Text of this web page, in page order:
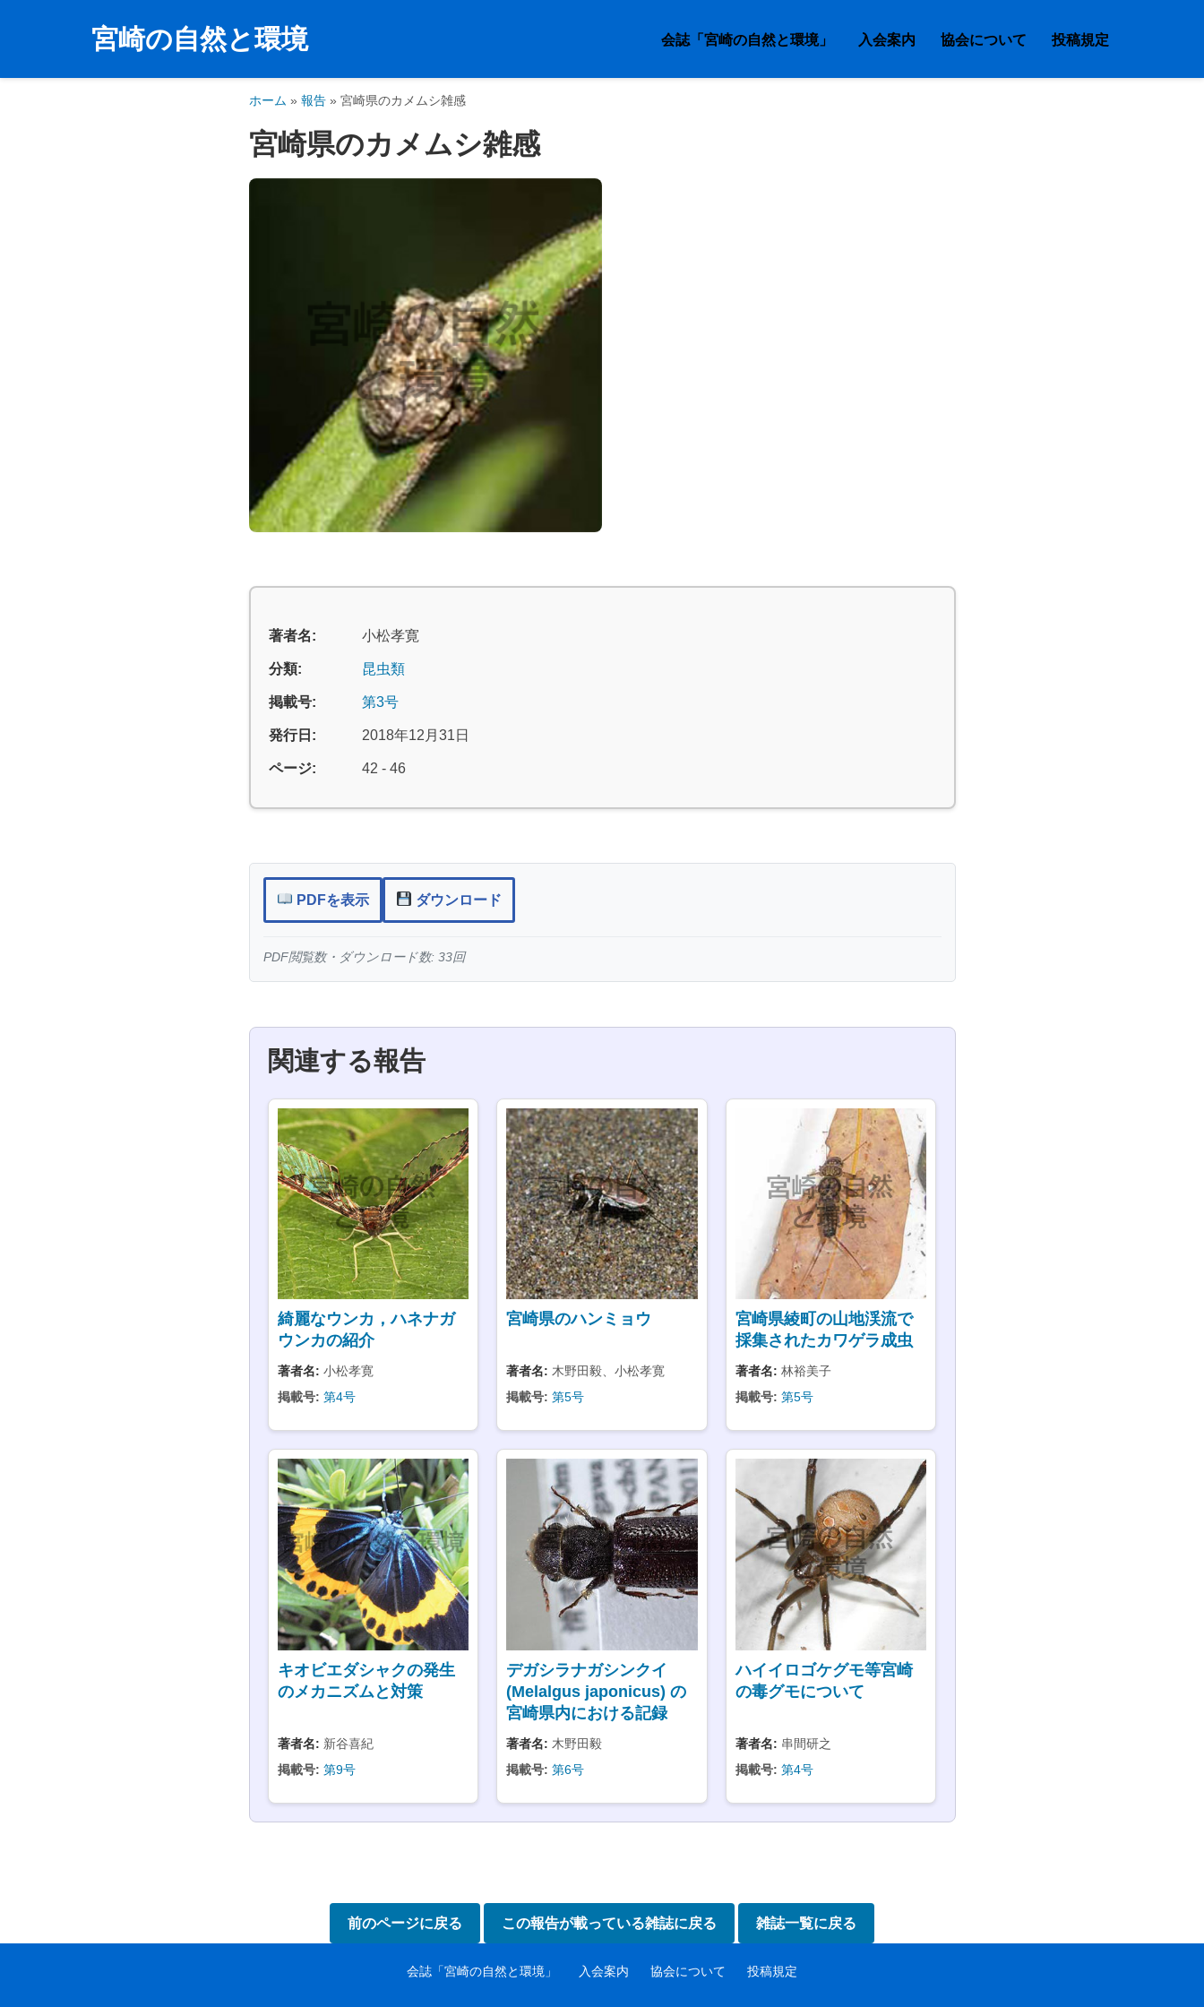
宮崎の自然と環境 会誌「宮崎の自然と環境」 入会案内 協会について 投稿規定
ホーム » 報告» 宮崎県のカメムシ雑感
宮崎県のカメムシ雑感
著者名: 小松孝寛
分類: 昆虫類
掲載号: 第3号
発行日: 2018年12月31日
ページ: 42 - 46
PDFを表示 ダウンロード
PDF閲覧数・ダウンロード数: 33回
関連する報告
綺麗なウンカ，ハネナガ
ウンカの紹介
著者名: 小松孝寛
掲載号: 第4号
宮崎県のハンミョウ
著者名: 木野田毅、小松孝寛
掲載号: 第5号
宮崎県綾町の山地渓流で
採集されたカワゲラ成虫
著者名: 林裕美子
掲載号: 第5号
キオビエダシャクの発生
のメカニズムと対策
著者名: 新谷喜紀
掲載号: 第9号
デガシラナガシンクイ
(Melalgus japonicus) の
宮崎県内における記録
著者名: 木野田毅
掲載号: 第6号
ハイイロゴケグモ等宮崎
の毒グモについて
著者名: 串間研之
掲載号: 第4号
前のページに戻る この報告が載っている雑誌に戻る 雑誌一覧に戻る
会誌「宮崎の自然と環境」 入会案内 協会について 投稿規定